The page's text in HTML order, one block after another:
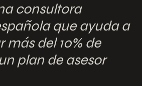
consultora
que ayuda a
del 10% de
plan de asesor